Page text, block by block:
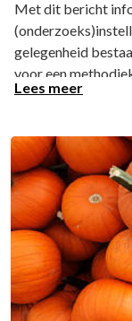
Met dit bericht
gelegenheid
voor een
Lees meer